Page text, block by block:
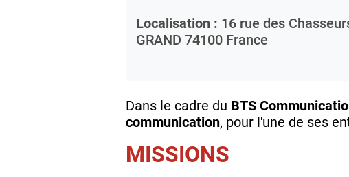
Localisation : 16 rue des
GRAND 74100 France
Dans le cadre du BTS
communication, pour l'une de ses
MISSIONS